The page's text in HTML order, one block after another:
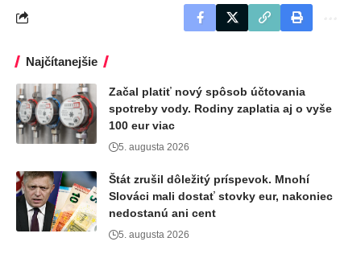
Najčítanejšie
Začal platiť nový spôsob účtovania
spotreby vody. Rodiny zaplatia aj o vyše
100 eur viac
5. augusta 2026
Štát zrušil dôležitý príspevok. Mnohí
Slováci mali dostať stovky eur, nakoniec
nedostanú ani cent
5. augusta 2026